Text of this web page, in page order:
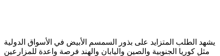
يشهد الطلب المتزايد على بذور السمسم الأبيض في الأسواق الدولية
مثل كوريا الجنوبية والصين واليابان والهند فرصة واعدة للمزارعين